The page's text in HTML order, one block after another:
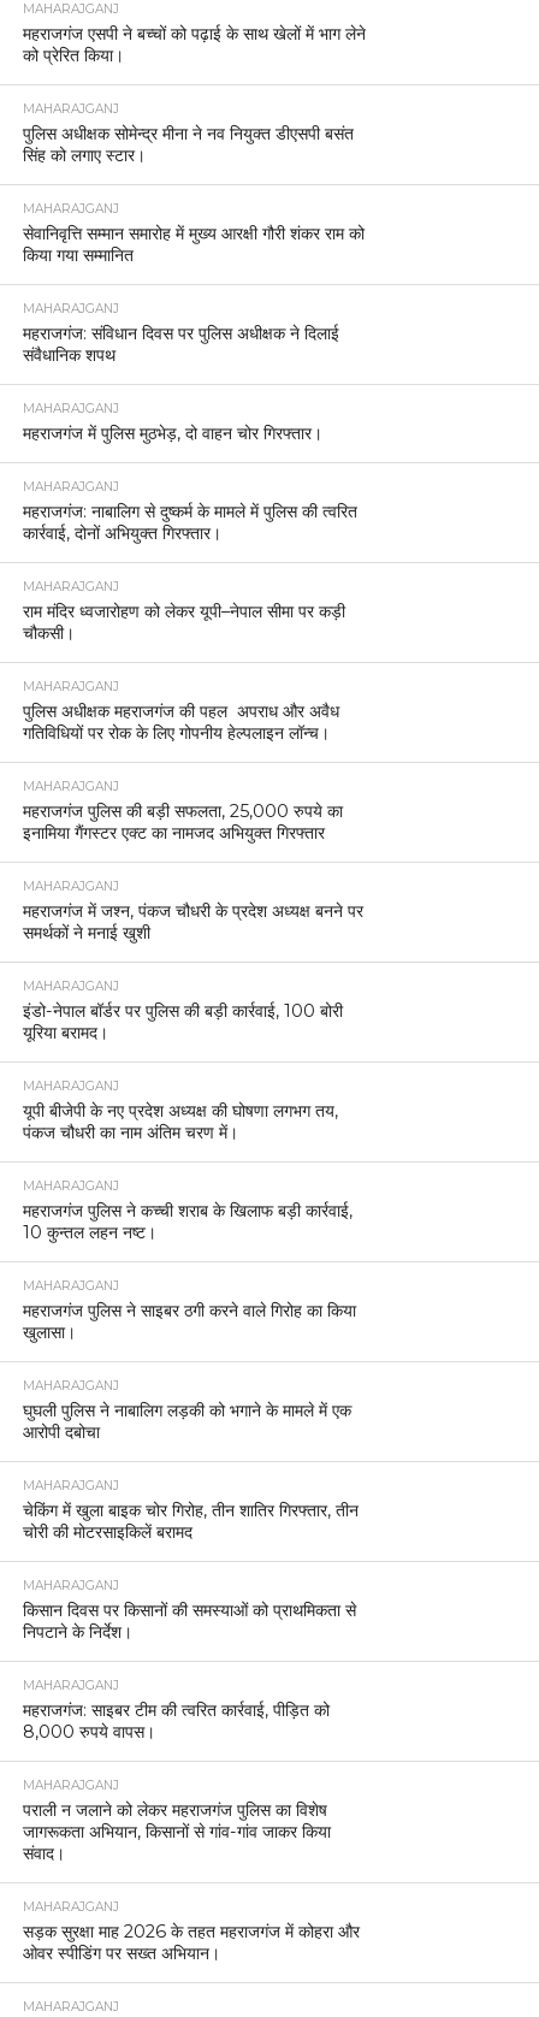
MAHARAJGANJ
महराजगंज एसपी ने बच्चों को पढ़ाई के साथ खेलों में भाग लेने
को प्रेरित किया।
MAHARAJGANJ
पुलिस अधीक्षक सोमेन्द्र मीना ने नव नियुक्त डीएसपी बसंत
सिंह को लगाए स्टार।
MAHARAJGANJ
सेवानिवृत्ति सम्मान समारोह में मुख्य आरक्षी गौरी शंकर राम को
किया गया सम्मानित
MAHARAJGANJ
महराजगंज: संविधान दिवस पर पुलिस अधीक्षक ने दिलाई
संवैधानिक शपथ
MAHARAJGANJ
महराजगंज में पुलिस मुठभेड़, दो वाहन चोर गिरफ्तार।
MAHARAJGANJ
महराजगंज: नाबालिग से दुष्कर्म के मामले में पुलिस की त्वरित
कार्रवाई, दोनों अभियुक्त गिरफ्तार।
MAHARAJGANJ
राम मंदिर ध्वजारोहण को लेकर यूपी–नेपाल सीमा पर कड़ी
चौकसी।
MAHARAJGANJ
पुलिस अधीक्षक महराजगंज की पहल अपराध और अवैध
गतिविधियों पर रोक के लिए गोपनीय हेल्पलाइन लॉन्च।
MAHARAJGANJ
महराजगंज पुलिस की बड़ी सफलता, 25,000 रुपये का
इनामिया गैंगस्टर एक्ट का नामजद अभियुक्त गिरफ्तार
MAHARAJGANJ
महराजगंज में जश्न, पंकज चौधरी के प्रदेश अध्यक्ष बनने पर
समर्थकों ने मनाई खुशी
MAHARAJGANJ
इंडो-नेपाल बॉर्डर पर पुलिस की बड़ी कार्रवाई, 100 बोरी
यूरिया बरामद।
MAHARAJGANJ
यूपी बीजेपी के नए प्रदेश अध्यक्ष की घोषणा लगभग तय,
पंकज चौधरी का नाम अंतिम चरण में।
MAHARAJGANJ
महराजगंज पुलिस ने कच्ची शराब के खिलाफ बड़ी कार्रवाई,
10 कुन्तल लहन नष्ट।
MAHARAJGANJ
महराजगंज पुलिस ने साइबर ठगी करने वाले गिरोह का किया
खुलासा।
MAHARAJGANJ
घुघली पुलिस ने नाबालिग लड़की को भगाने के मामले में एक
आरोपी दबोचा
MAHARAJGANJ
चेकिंग में खुला बाइक चोर गिरोह, तीन शातिर गिरफ्तार, तीन
चोरी की मोटरसाइकिलें बरामद
MAHARAJGANJ
किसान दिवस पर किसानों की समस्याओं को प्राथमिकता से
निपटाने के निर्देश।
MAHARAJGANJ
महराजगंज: साइबर टीम की त्वरित कार्रवाई, पीड़ित को
8,000 रुपये वापस।
MAHARAJGANJ
पराली न जलाने को लेकर महराजगंज पुलिस का विशेष
जागरूकता अभियान, किसानों से गांव-गांव जाकर किया
संवाद।
MAHARAJGANJ
सड़क सुरक्षा माह 2026 के तहत महराजगंज में कोहरा और
ओवर स्पीडिंग पर सख्त अभियान।
MAHARAJGANJ